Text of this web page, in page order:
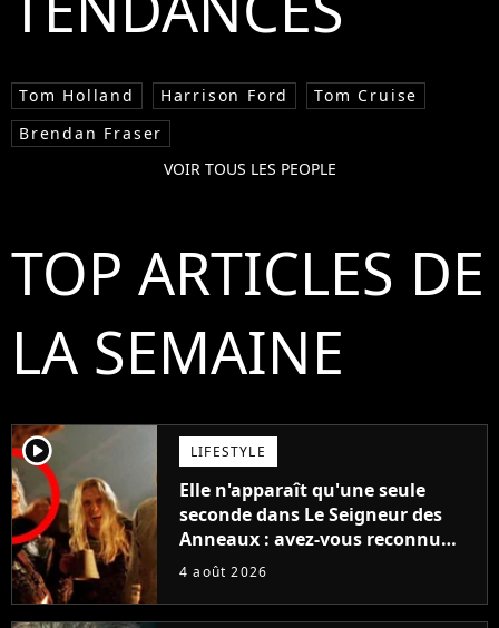
Tom Holland Harrison Ford
Tom Cruise
Brendan Fraser
VOIR TOUS LES PEOPLE
TOP ARTICLES DE
LA SEMAINE
player2 LIFESTYLE
Elle n'apparaît qu'une seule
seconde dans Le Seigneur des
Anneaux : avez-vous reconnu
cette légende du cinéma dans la
4 août 2026